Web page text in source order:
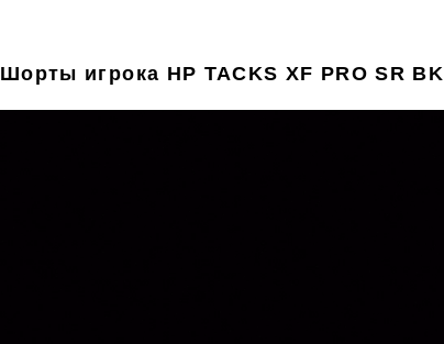
Шорты игрока HP TACKS XF PRO SR BK